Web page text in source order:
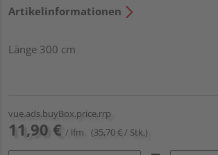
Artikelinformationen
Länge 300 cm
vue.ads.buyBox.price.rrp
11,90 € / lfm (35,70 € / Stk.)